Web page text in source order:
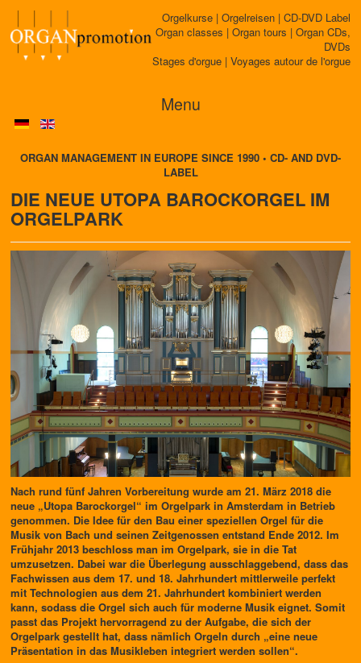
Orgelkurse | Orgelreisen | CD-DVD Label
Organ classes | Organ tours | Organ CDs,
DVDs
Stages d'orgue | Voyages autour de l'orgue
Menu
ORGAN MANAGEMENT IN EUROPE SINCE 1990 • CD- AND DVD-
LABEL
DIE NEUE UTOPA BAROCKORGEL IM
ORGELPARK
Nach rund fünf Jahren Vorbereitung wurde am 21. März 2018 die
neue „Utopa Barockorgel“ im Orgelpark in Amsterdam in Betrieb
genommen. Die Idee für den Bau einer speziellen Orgel für die
Musik von Bach und seinen Zeitgenossen entstand Ende 2012. Im
Frühjahr 2013 beschloss man im Orgelpark, sie in die Tat
umzusetzen. Dabei war die Überlegung ausschlaggebend, dass das
Fachwissen aus dem 17. und 18. Jahrhundert mittlerweile perfekt
mit Technologien aus dem 21. Jahrhundert kombiniert werden
kann, sodass die Orgel sich auch für moderne Musik eignet. Somit
passt das Projekt hervorragend zu der Aufgabe, die sich der
Orgelpark gestellt hat, dass nämlich Orgeln durch „eine neue
Präsentation in das Musikleben integriert werden sollen“.